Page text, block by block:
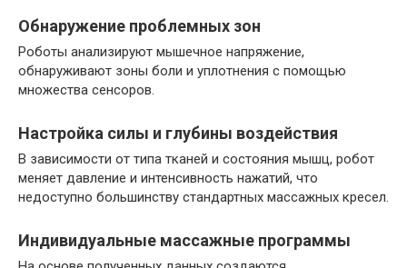
Обнаружение проблемных зон
Роботы анализируют мышечное напряжение,
обнаруживают зоны боли и уплотнения с помощью
множества сенсоров.
Настройка силы и глубины воздействия
В зависимости от типа тканей и состояния мышц, робот
меняет давление и интенсивность нажатий, что
недоступно большинству стандартных массажных кресел.
Индивидуальные массажные программы